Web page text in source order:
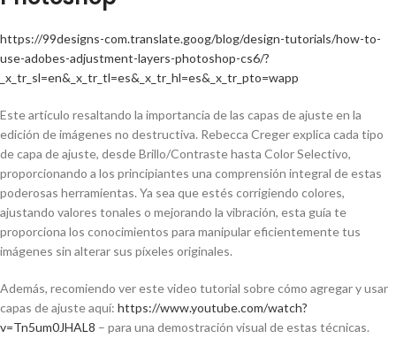
https://99designs-com.translate.goog/blog/design-tutorials/how-to-
use-adobes-adjustment-layers-photoshop-cs6/?
_x_tr_sl=en&_x_tr_tl=es&_x_tr_hl=es&_x_tr_pto=wapp
Este artículo resaltando la importancia de las capas de ajuste en la
edición de imágenes no destructiva. Rebecca Creger explica cada tipo
de capa de ajuste, desde Brillo/Contraste hasta Color Selectivo,
proporcionando a los principiantes una comprensión integral de estas
poderosas herramientas. Ya sea que estés corrigiendo colores,
ajustando valores tonales o mejorando la vibración, esta guía te
proporciona los conocimientos para manipular eficientemente tus
imágenes sin alterar sus píxeles originales.
Además, recomiendo ver este video tutorial sobre cómo agregar y usar
capas de ajuste aquí: https://www.youtube.com/watch?
v=Tn5um0JHAL8 – para una demostración visual de estas técnicas.